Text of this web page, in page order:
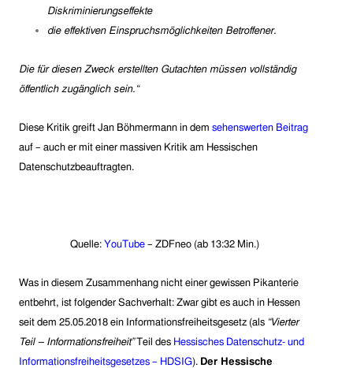
Diskriminierungseffekte
die effektiven Einspruchsmöglichkeiten Betroffener.
Die für diesen Zweck erstellten Gutachten müssen vollständig
öffentlich zugänglich sein.“
Diese Kritik greift Jan Böhmermann in dem sehenswerten Beitrag
auf – auch er mit einer massiven Kritik am Hessischen
Datenschutzbeauftragten.
Quelle: YouTube – ZDFneo (ab 13:32 Min.)
Was in diesem Zusammenhang nicht einer gewissen Pikanterie
entbehrt, ist folgender Sachverhalt: Zwar gibt es auch in Hessen
seit dem 25.05.2018 ein Informationsfreiheitsgesetz (als “Vierter
Teil – Informationsfreiheit”Teil des Hessisches Datenschutz- und
Informationsfreiheitsgesetzes – HDSIG). Der Hessische